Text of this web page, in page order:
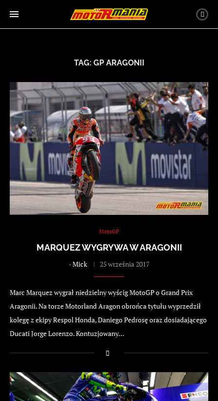
TAG: GP ARAGONII
MotoGP
MARQUEZ WYGRYWA W ARAGONII
-Mick 25 września 2017
Marc Marquez wygrał niedzielny wyścig MotoGP o Grand Prix
Aragonii. Na torze Motorland Aragon obrońca tytułu wyprzedził
kolegę z ekipy Respol Honda, Daniego Pedrosę oraz dosiadającego
Ducati Jorge Lorenzo. Kontuzjowany…